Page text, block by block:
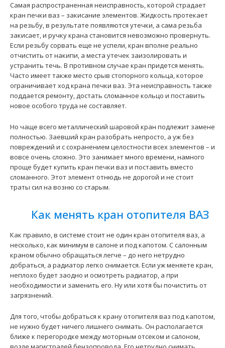
Кран отопителя ГАЗ-3322 Next (электрич. безсальник 4
патруб )(LVE 0322) Luzar
850 грн.
Применение на автомобилях семейства ГАЗ-3322 GAZ
Самая распространенная неисправность, которой страдает
кран печки ваз – закисание элементов. Жидкость протекает
на резьбу, в результате появляются утечки, а сама резьба
закисает, и ручку крана становится невозможно провернуть.
Если резьбу сорвать еще не успели, кран вполне реально
отчистить от накипи, а места утечек заизолировать и
устранить течь. В противном случае кран придется менять.
Часто имеет также место срыв стопорного кольца, которое
ограничивает ход крана печки ваз. Эта неисправность также
поддается ремонту, достать сломанное кольцо и поставить
новое особого труда не составляет.
Но чаще всего металлический шаровой кран подлежит замене
полностью. Заевший кран разобрать непросто, а уж без
повреждений и с сохранением целостности всех элементов – и
вовсе очень сложно. Это занимает много времени, намного
проще будет купить кран печки ваз и поставить вместо
сломанного. Этот элемент отнюдь не дорогой и не стоит
траты сил на возню со старым.
Как менять кран отопителя ВАЗ
Как правило, в системе стоит не один кран отопителя ваз, а
несколько, как минимум в салоне и под капотом. С салонным
краном обычно обращаться легче – до него нетрудно
добраться, а радиатор легко снимается. Если уж меняете кран,
неплохо будет заодно и осмотреть радиатор, а при
необходимости и заменить его. Ну или хотя бы почистить от
загрязнений.
Для того, чтобы добраться к крану отопителя ваз под капотом,
не нужно будет ничего лишнего снимать. Он располагается
ближе к перегородке между моторным отсеком и салоном,